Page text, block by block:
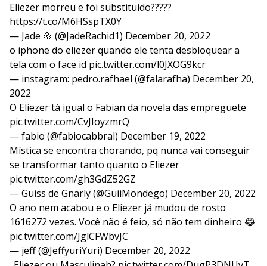
Eliezer morreu e foi substituído?????
https://t.co/M6HSspTX0Y
— Jade 🌸 (@JadeRachid1) December 20, 2022
o iphone do eliezer quando ele tenta desbloquear a
tela com o face id pic.twitter.com/l0JXOG9kcr
— instagram: pedro.rafhael (@falarafha) December 20,
2022
O Eliezer tá igual o Fabian da novela das empreguete
pic.twitter.com/CvJIoyzmrQ
— fabio (@fabiocabbral) December 19, 2022
Mística se encontra chorando, pq nunca vai conseguir
se transformar tanto quanto o Eliezer
pic.twitter.com/gh3GdZ52GZ
— Guiss de Gnarly (@GuiiMondego) December 20, 2022
O ano nem acabou e o Eliezer já mudou de rosto
1616272 vezes. Você não é feio, só não tem dinheiro 😂
pic.twitter.com/JglCFWbvJC
— jeff (@JeffyuriYuri) December 20, 2022